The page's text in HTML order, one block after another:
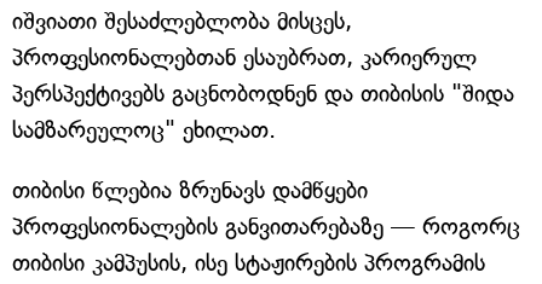
იშვიათი შესაძლებლობა მისცეს,
პროფესიონალებთან ესაუბრათ, კარიერულ
პერსპექტივებს გაცნობოდნენ და თიბისის "შიდა
სამზარეულოც" ეხილათ.
თიბისი წლებია ზრუნავს დამწყები
პროფესიონალების განვითარებაზე — როგორც
თიბისი კამპუსის, ისე სტაჟირების პროგრამის